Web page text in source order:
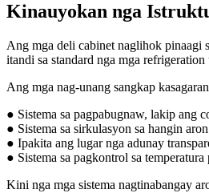
Kinauyokan nga
Ang mga deli cabinet naglihok pinaagi
itandi sa standard nga mga
Ang mga nag-unang sangkap
● Sistema sa pagpabugnaw, lakip ang
● Sistema sa sirkulasyon sa hangin
● Ipakita ang lugar nga adunay
● Sistema sa pagkontrol sa
Kini nga mga sistema nagtinabangay